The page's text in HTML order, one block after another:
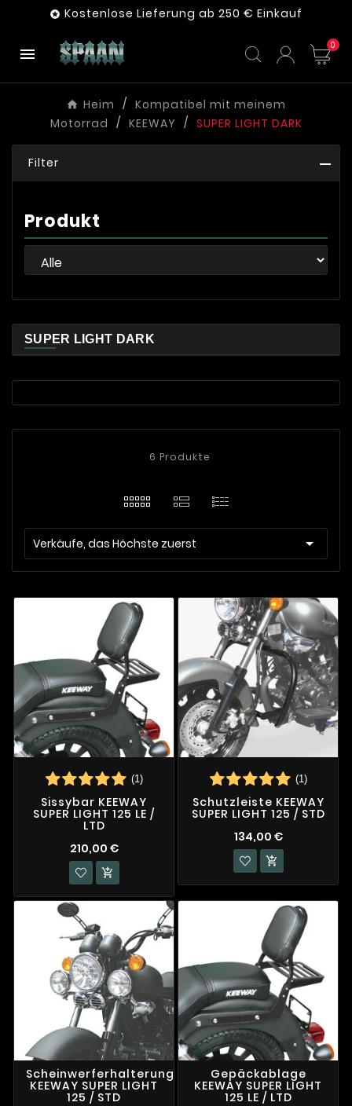
 Kostenlose Lieferung ab 250 € Einkauf
 0
Heim
Kompatibel mit meinem
Motorrad
KEEWAY SUPER LIGHT DARK
Filter
Produkt
SUPER LIGHT DARK
6 Produkte
Verkäufe, das Höchste zuerst 
(1)
Sissybar KEEWAY
SUPER LIGHT 125 LE /
LTD
210,00 €

(1)
Schutzleiste KEEWAY
SUPER LIGHT 125 / STD
134,00 €

Scheinwerferhalterung
KEEWAY SUPER LIGHT
125 / STD
Gepäckablage
KEEWAY SUPER LIGHT
125 LE / LTD